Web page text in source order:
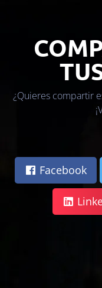
¿Quieres compartir
Facebook